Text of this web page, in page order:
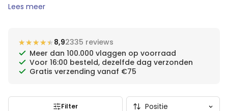
beschermen je vlaggen tegen stof, vuil, vocht en
scherpe prijzen.
Lees meer
★★★★★
★★★★★8,92335 reviews
Meer dan 100.000 vlaggen op voorraad
Voor 16:00 besteld, dezelfde dag verzonden
Gratis verzending vanaf €75
Filter